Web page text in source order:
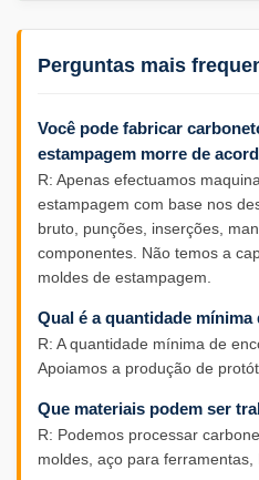
Perguntas mais
Você pode fabricar
estampagem morre de
R: Apenas efectuamos
estampagem com base nos
bruto, punções, inserções,
componentes. Não temos a
moldes de estampagem.
Qual é a quantidade mínima
R: A quantidade mínima de
Apoiamos a produção de
Que materiais podem ser
R: Podemos processar
moldes, aço para ferramentas,